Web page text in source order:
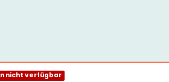
nicht verfügbar